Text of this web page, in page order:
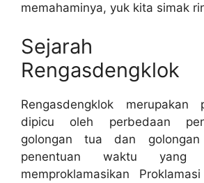
memahaminya, yuk kita simak
Sejarah
Rengasdengklok
Rengasdengklok merupakan
dipicu oleh perbedaan
golongan tua dan
penentuan waktu yang
memproklamasikan